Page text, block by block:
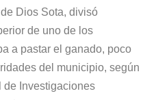
Dios Sota, divisó
de uno de los
a pastar el ganado, poco
del municipio, según
de Investigaciones